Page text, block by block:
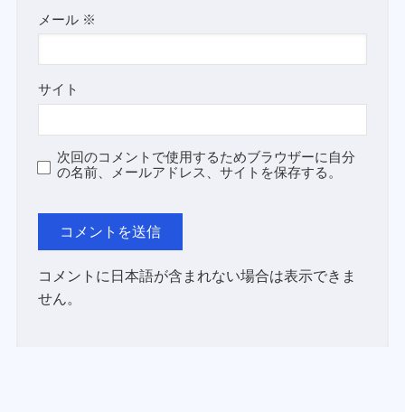
メール ※
サイト
次回のコメントで使用するためブラウザーに自分
の名前、メールアドレス、サイトを保存する。
コメントに日本語が含まれない場合は表示できま
せん。